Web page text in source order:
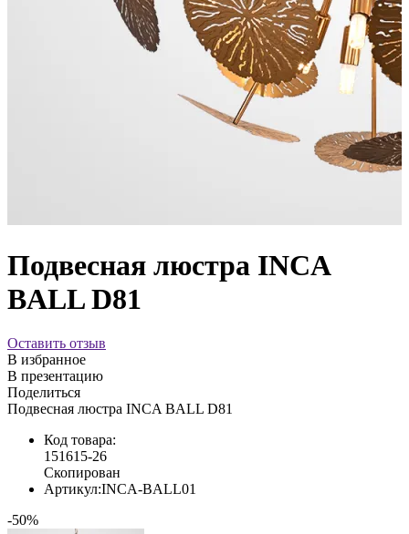
Подвесная люстра INCA
BALL D81
Оставить отзыв
В избранное
В презентацию
Поделиться
Подвесная люстра INCA BALL D81
Код товара:
151615-26
Скопирован
Артикул:INCA-BALL01
-50%